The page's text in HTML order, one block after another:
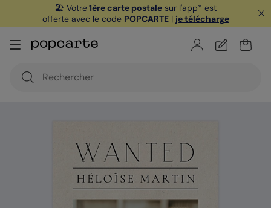
🏖️ Votre1ère carte postale sur l'app* est
offerte avec le code POPCARTE| je télécharge